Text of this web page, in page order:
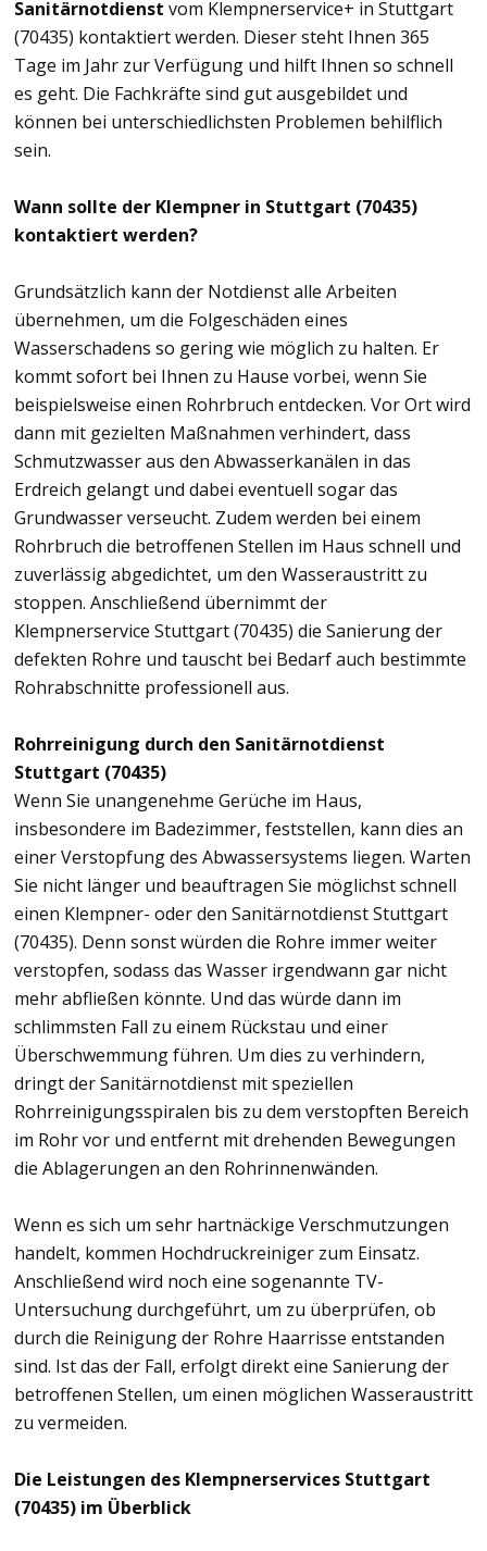
Sanitärnotdienst vom Klempnerservice+ in Stuttgart
(70435) kontaktiert werden. Dieser steht Ihnen 365
Tage im Jahr zur Verfügung und hilft Ihnen so schnell
es geht. Die Fachkräfte sind gut ausgebildet und
können bei unterschiedlichsten Problemen behilflich
sein.
Wann sollte der Klempner in Stuttgart (70435)
kontaktiert werden?
Grundsätzlich kann der Notdienst alle Arbeiten
übernehmen, um die Folgeschäden eines
Wasserschadens so gering wie möglich zu halten. Er
kommt sofort bei Ihnen zu Hause vorbei, wenn Sie
beispielsweise einen Rohrbruch entdecken. Vor Ort wird
dann mit gezielten Maßnahmen verhindert, dass
Schmutzwasser aus den Abwasserkanälen in das
Erdreich gelangt und dabei eventuell sogar das
Grundwasser verseucht. Zudem werden bei einem
Rohrbruch die betroffenen Stellen im Haus schnell und
zuverlässig abgedichtet, um den Wasseraustritt zu
stoppen. Anschließend übernimmt der
Klempnerservice Stuttgart (70435) die Sanierung der
defekten Rohre und tauscht bei Bedarf auch bestimmte
Rohrabschnitte professionell aus.
Rohrreinigung durch den Sanitärnotdienst
Stuttgart (70435)
Wenn Sie unangenehme Gerüche im Haus,
insbesondere im Badezimmer, feststellen, kann dies an
einer Verstopfung des Abwassersystems liegen. Warten
Sie nicht länger und beauftragen Sie möglichst schnell
einen Klempner- oder den Sanitärnotdienst Stuttgart
(70435). Denn sonst würden die Rohre immer weiter
verstopfen, sodass das Wasser irgendwann gar nicht
mehr abfließen könnte. Und das würde dann im
schlimmsten Fall zu einem Rückstau und einer
Überschwemmung führen. Um dies zu verhindern,
dringt der Sanitärnotdienst mit speziellen
Rohrreinigungsspiralen bis zu dem verstopften Bereich
im Rohr vor und entfernt mit drehenden Bewegungen
die Ablagerungen an den Rohrinnenwänden.
Wenn es sich um sehr hartnäckige Verschmutzungen
handelt, kommen Hochdruckreiniger zum Einsatz.
Anschließend wird noch eine sogenannte TV-
Untersuchung durchgeführt, um zu überprüfen, ob
durch die Reinigung der Rohre Haarrisse entstanden
sind. Ist das der Fall, erfolgt direkt eine Sanierung der
betroffenen Stellen, um einen möglichen Wasseraustritt
zu vermeiden.
Die Leistungen des Klempnerservices Stuttgart
(70435) im Überblick